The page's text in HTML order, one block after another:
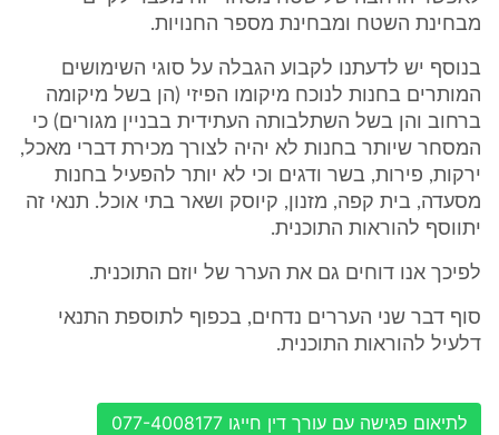
מבחינת השטח ומבחינת מספר החנויות.
בנוסף יש לדעתנו לקבוע הגבלה על סוגי השימושים
המותרים בחנות לנוכח מיקומו הפיזי (הן בשל מיקומה
ברחוב והן בשל השתלבותה העתידית בבניין מגורים) כי
המסחר שיותר בחנות לא יהיה לצורך מכירת דברי מאכל,
ירקות, פירות, בשר ודגים וכי לא יותר להפעיל בחנות
מסעדה, בית קפה, מזנון, קיוסק ושאר בתי אוכל. תנאי זה
יתווסף להוראות התוכנית.
לפיכך אנו דוחים גם את הערר של יוזם התוכנית.
סוף דבר שני העררים נדחים, בכפוף לתוספת התנאי
דלעיל להוראות התוכנית.
לתיאום פגישה עם עורך דין חייגו 077-4008177